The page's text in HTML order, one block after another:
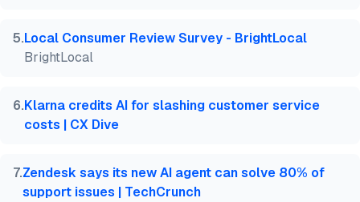
5.Local Consumer Review Survey - BrightLocal
BrightLocal
6.Klarna credits AI for slashing customer service
costs | CX Dive
7.Zendesk says its new AI agent can solve 80% of
support issues | TechCrunch